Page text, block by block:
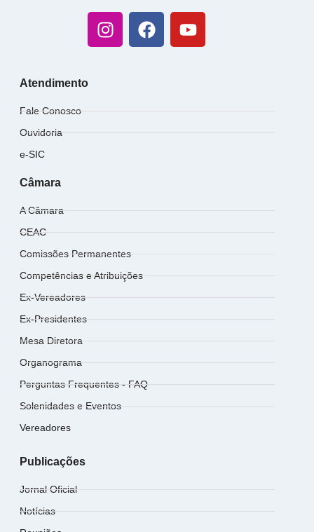
Atendimento
Fale Conosco
Ouvidoria
e-SIC
Câmara
A Câmara
CEAC
Comissões Permanentes
Competências e Atribuições
Ex-Vereadores
Ex-Presidentes
Mesa Diretora
Organograma
Perguntas Frequentes - FAQ
Solenidades e Eventos
Vereadores
Publicações
Jornal Oficial
Notícias